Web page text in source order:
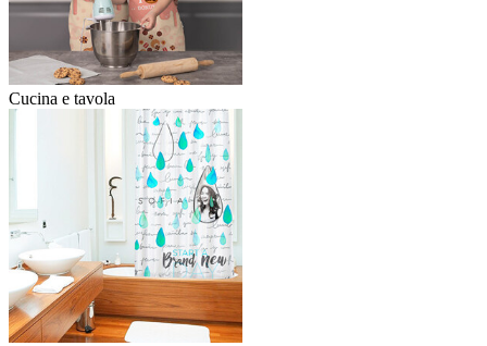
Cucina e tavola